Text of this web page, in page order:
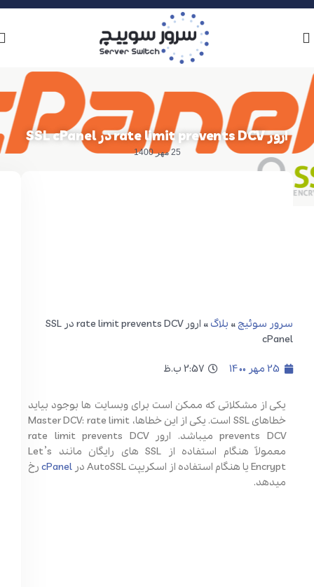
ارور rate limit prevents DCV در SSL cPanel
25 مهر 1400
سرور سوئیچ » بلاگ »
ارور rate limit prevents DCV در SSL
cPanel
25 مهر 1400 2:57 ب.ظ
یکی از مشکلاتی که ممکن است برای وبسایت ها بوجود بیاید
خطاهای SSL است. یکی از این خطاها، Master DCV: rate limit
prevents DCV میباشد. ارور rate limit prevents DCV
معمولاً هنگام استفاده از SSL های رایگان مانند Let’s
Encrypt یا هنگام استفاده از اسکریپت AutoSSL در
cPanel رخ
میدهد.